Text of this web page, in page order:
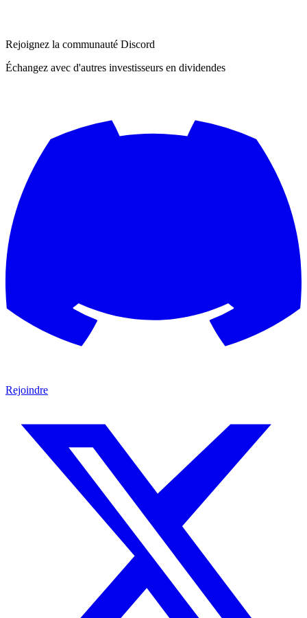
Rejoignez la communauté Discord
Échangez avec d'autres investisseurs en dividendes
Rejoindre